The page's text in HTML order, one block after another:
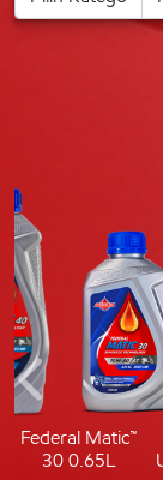
Federal Matic™
30 0.65L